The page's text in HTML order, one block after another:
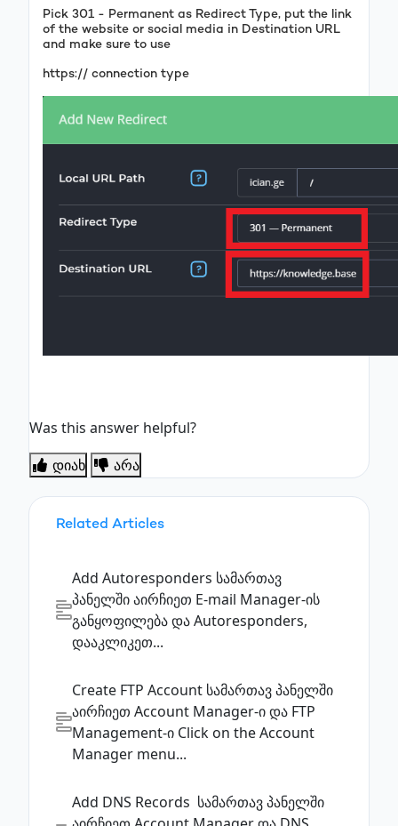
Pick 301 - Permanent as Redirect Type, put the link
of the website or social media in Destination URL
and make sure to use
https:// connection type
Was this answer helpful?
დიახ
არა
Related Articles
Add Autoresponders სამართავ
პანელში აირჩიეთ E-mail Manager-ის
განყოფილება და Autoresponders,
დააკლიკეთ...
Create FTP Account სამართავ პანელში
აირჩიეთ Account Manager-ი და FTP
Management-ი Click on the Account
Manager menu...
Add DNS Records სამართავ პანელში